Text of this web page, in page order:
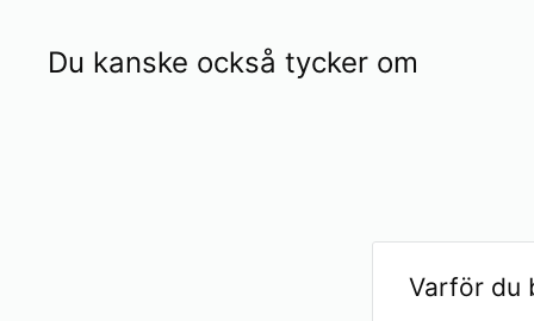
Du kanske också tycker om
Varför du